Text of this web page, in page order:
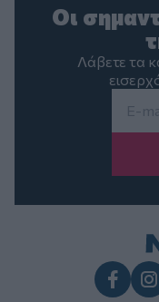
Οι
Λάβετε τα